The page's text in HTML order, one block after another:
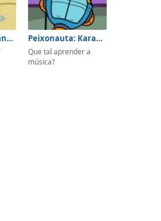
Peixonauta Jogando Vôlei Peixonauta: Karaokê
Que tal aprender a
música?